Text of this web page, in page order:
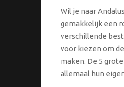
Wil je naar
gemakkelijk een
verschillende
voor kiezen om
maken. De 5
allemaal hun